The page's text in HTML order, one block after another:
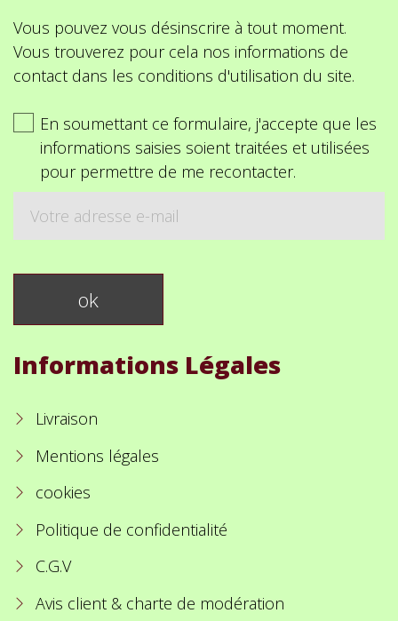
Vous pouvez vous désinscrire à tout moment.
Vous trouverez pour cela nos informations de
contact dans les conditions d'utilisation du site.
En soumettant ce formulaire, j'accepte que les
informations saisies soient traitées et utilisées
pour permettre de me recontacter.
Informations Légales
Livraison
Mentions légales
cookies
Politique de confidentialité
C.G.V
Avis client & charte de modération